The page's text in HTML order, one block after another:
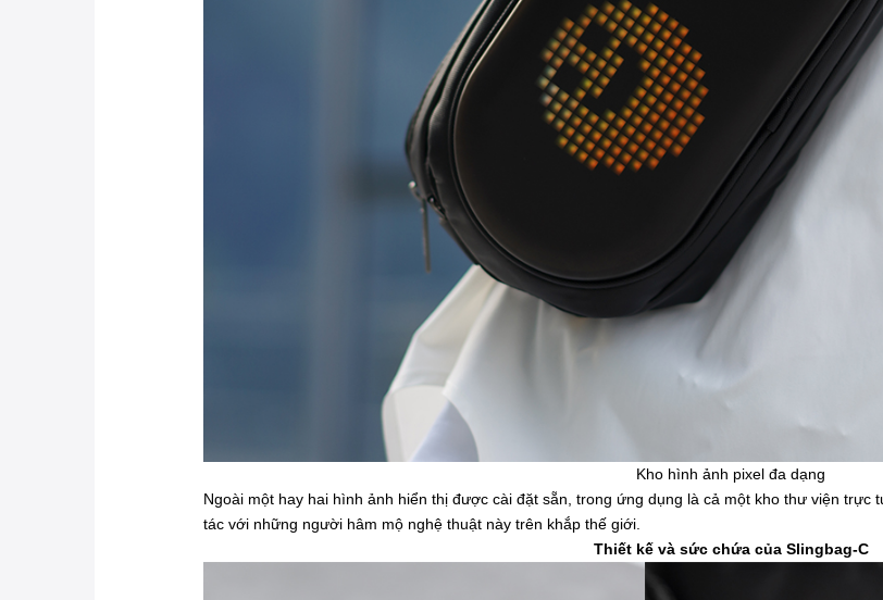
Kho hình ảnh pixel đa dạng
Ngoài một hay hai hình ảnh hiển thị được cài đặt sẵn, trong ứng dụng là cả một kho thư viện
tác với những người hâm mộ nghệ thuật này trên khắp thế giới.
Thiết kế và sức chứa của Slingbag-C